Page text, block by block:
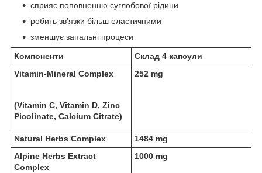
сприяє поповненню суглобової рідини
робить зв’язки більш еластичними
зменшує запальні процеси
Компоненти
Склад 4 капсули
Vitamin-Mineral Complex
(Vitamin C, Vitamin D, Zinc
Picolinate, Calcium Citrate)
252 mg
Natural Herbs Complex
1484 mg
Alpine Herbs Extract
Complex
1000 mg